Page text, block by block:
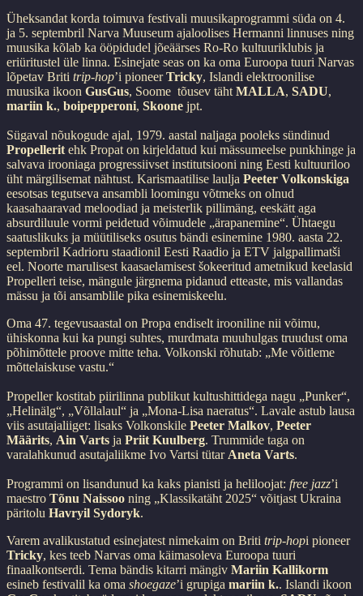
Üheksandat korda toimuva festivali muusikaprogrammi süda on 4.
ja 5. septembril Narva Muuseum ajaloolises Hermanni linnuses ning
muusika kõlab ka ööpidudel jõeäärses Ro-Ro kultuuriklubis ja
eriüritustel üle linna. Esinejate seas on ka oma Euroopa tuuri Narvas
lõpetav Briti trip-hop’i pioneerTricky, Islandi elektroonilise
muusika ikoon GusGus, Soome tõusev täht MALLA, SADU,
mariin k., boipepperoni, Skoone jpt.
Sügaval nõukogude ajal, 1979. aastal naljaga pooleks sündinud
Propellerit ehk Propat on kirjeldatud kui mässumeelse punkhinge ja
salvava irooniaga progressiivset institutsiooni ning Eesti kultuuriloo
üht märgilisemat nähtust. Karismaatilise laulja Peeter Volkonskiga
eesotsas tegutseva ansambli loomingu võtmeks on olnud
kaasahaaravad meloodiad ja meisterlik pillimäng, eeskätt aga
absurdiluule vormi peidetud võimudele „ärapanemine“. Ühtaegu
saatuslikuks ja müütiliseks osutus bändi esinemine 1980. aasta 22.
septembril Kadrioru staadionil Eesti Raadio ja ETV jalgpallimatši
eel. Noorte marulisest kaasaelamisest šokeeritud ametnikud keelasid
Propelleri teise, mängule järgnema pidanud etteaste, mis vallandas
mässu ja tõi ansamblile pika esinemiskeelu.
Oma 47. tegevusaastal on Propa endiselt irooniline nii võimu,
ühiskonna kui ka pungi suhtes, murdmata muuhulgas truudust oma
põhimõttele proove mitte teha. Volkonski rõhutab: „Me võitleme
mõttelaiskuse vastu.“
Propeller kostitab piirilinna publikut kultushittidega nagu „Punker“,
„Helinälg“, „Võllalaul“ ja „Mona-Lisa naeratus“. Lavale astub lausa
viis asutajaliiget: lisaks Volkonskile Peeter Malkov, Peeter
Määrits, Ain Varts ja Priit Kuulberg. Trummide taga on
varalahkunud asutajaliikme Ivo Vartsi tütar Aneta Varts.
Programmi on lisandunud ka kaks pianisti ja heliloojat: free jazz’i
maestro Tõnu Naissoo ning „Klassikatäht 2025“ võitjast Ukraina
päritolu Havryil Sydoryk.
Varem avalikustatud esinejatest nimekaim on Briti trip-hopi pioneer
Tricky, kes teeb Narvas oma käimasoleva Euroopa tuuri
finaalkontserdi. Tema bändis kitarri mängiv Mariin Kallikorm
esineb festivalil ka oma shoegaze’i grupiga mariin k.. Islandi ikoon